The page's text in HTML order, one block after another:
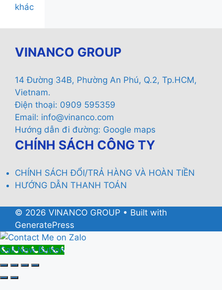
khác
VINANCO GROUP
14 Đường 34B, Phường An Phú, Q.2, Tp.HCM,
Vietnam.
Điện thoại: 0909 595359
Email: info@vinanco.com
Hướng dẫn đi đường: Google maps
CHÍNH SÁCH CÔNG TY
CHÍNH SÁCH ĐỔI/TRẢ HÀNG VÀ HOÀN TIỀN
HƯỚNG DẪN THANH TOÁN
© 2026 VINANCO GROUP • Built with
GeneratePress
Call Now Button